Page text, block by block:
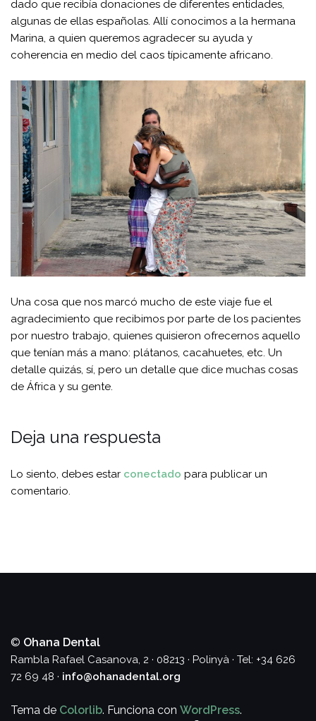
dado que recibía donaciones de diferentes entidades,
algunas de ellas españolas. Allí conocimos a la hermana
Marina, a quien queremos agradecer su ayuda y
coherencia en medio del caos típicamente africano.
Una cosa que nos marcó mucho de este viaje fue el
agradecimiento que recibimos por parte de los pacientes
por nuestro trabajo, quienes quisieron ofrecernos aquello
que tenían más a mano: plátanos, cacahuetes, etc. Un
detalle quizás, sí, pero un detalle que dice muchas cosas
de África y su gente.
Deja una respuesta
Lo siento, debes estar conectado para publicar un
comentario.
© Ohana Dental
Rambla Rafael Casanova, 2 · 08213 · Polinyà · Tel: +34 626
72 69 48 · info@ohanadental.org
Tema de Colorlib. Funciona con WordPress.